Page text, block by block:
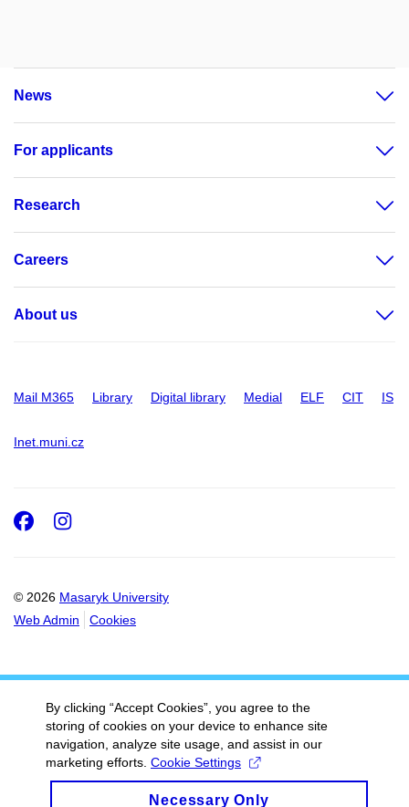
News
For applicants
Research
Careers
About us
Mail M365 Library Digital library Medial ELF CIT IS
Inet.muni.cz
© 2026 Masaryk University
Web Admin
Cookies
Facebook
Instagram
By clicking “Accept Cookies”, you agree to the
storing of cookies on your device to enhance site
navigation, analyze site usage, and assist in our
marketing efforts. Cookie Settings
Necessary Only